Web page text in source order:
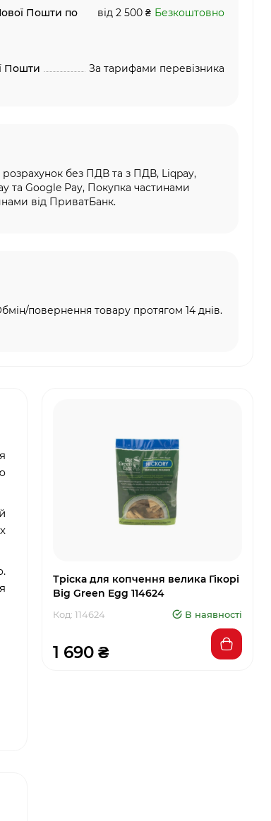
Пошти по
від 2 500 ₴ Безкоштовно
Пошти За тарифами перевізника
розрахунок без ПДВ та з ПДВ, Liqpay,
та Google Pay, Покупка частинами
від ПриватБанк.
повернення товару протягом 14 днів.
Тріска для копчення велика Гікорі
Big Green Egg 114624
Код: 114624 В наявності
1 690 ₴